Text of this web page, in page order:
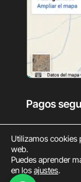
Pagos
Utilizamos cookies
web.
Puedes aprender
en losajustes.